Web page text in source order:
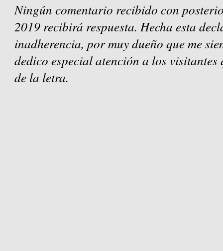
Ningún comentario recibido con
2019 recibirá respuesta. Hecha esta
inadherencia, por muy dueño que me
dedico especial atención a los
de la letra.